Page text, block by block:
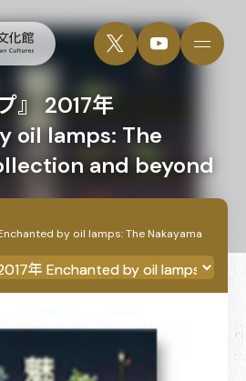
』 2017年
oil lamps: The
and beyond
Enchanted by oil lamps: The Nakayama